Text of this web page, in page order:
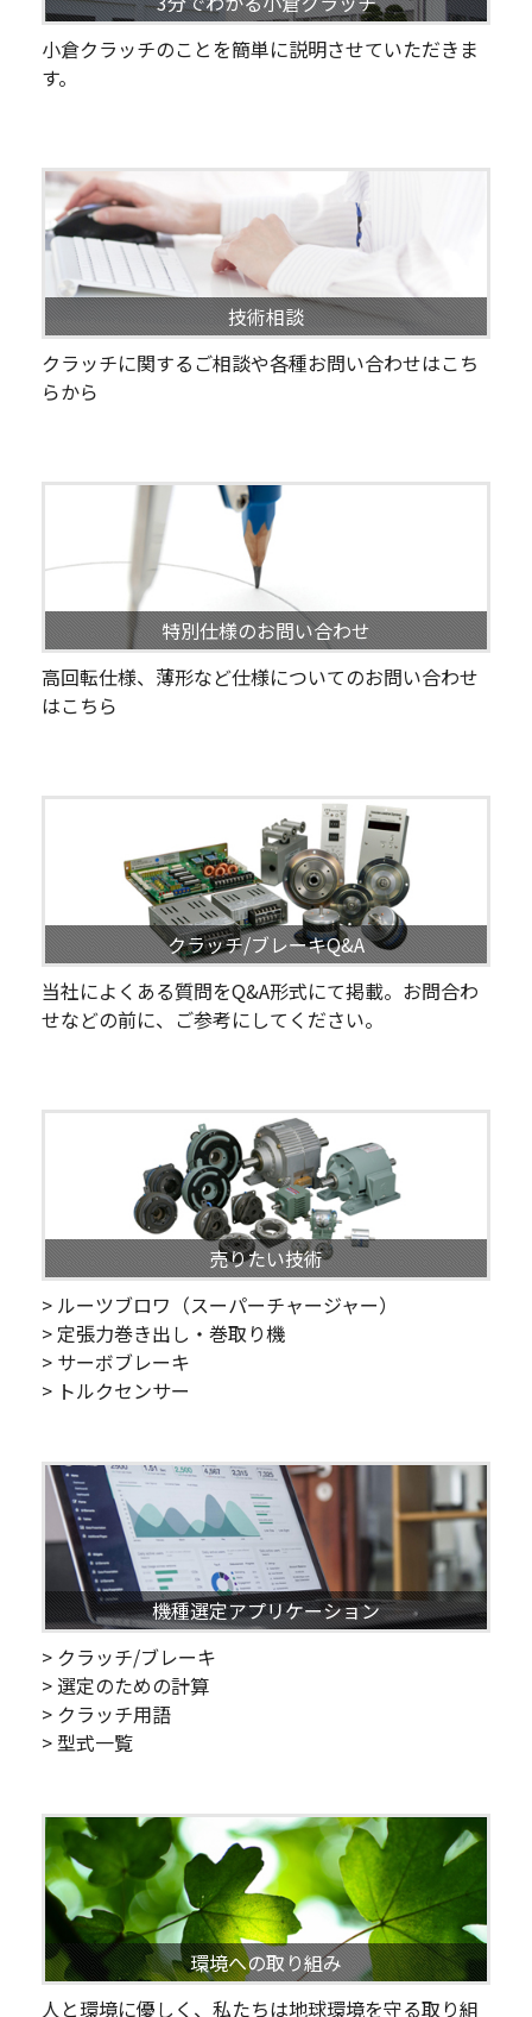
小倉クラッチのことを簡単に説明させていただきま
す。
技術相談
クラッチに関するご相談や各種お問い合わせはこち
らから
特別仕様のお問い合わせ
高回転仕様、薄形など仕様についてのお問い合わせ
はこちら
クラッチ/ブレーキQ&A
当社によくある質問をQ&A形式にて掲載。お問合わ
せなどの前に、ご参考にしてください。
売りたい技術
> ルーツブロワ（スーパーチャージャー）
> 定張力巻き出し・巻取り機
> サーボブレーキ
> トルクセンサー
機種選定アプリケーション
> クラッチ/ブレーキ
> 選定のための計算
> クラッチ用語
> 型式一覧
環境への取り組み
人と環境に優しく、私たちは地球環境を守る取り組